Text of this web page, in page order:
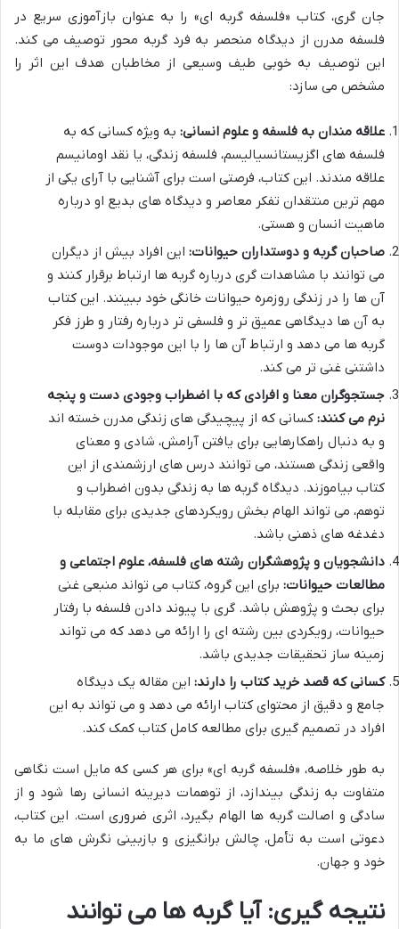
جان گری، کتاب «فلسفه گربه ای» را به عنوان بازآموزی سریع در
فلسفه مدرن از دیدگاه منحصر به فرد گربه محور توصیف می کند.
این توصیف به خوبی طیف وسیعی از مخاطبان هدف این اثر را
مشخص می سازد:
علاقه مندان به فلسفه و علوم انسانی: به ویژه کسانی که به
فلسفه های اگزیستانسیالیسم، فلسفه زندگی، یا نقد اومانیسم
علاقه مندند. این کتاب، فرصتی است برای آشنایی با آرای یکی از
مهم ترین منتقدان تفکر معاصر و دیدگاه های بدیع او درباره
ماهیت انسان و هستی.
صاحبان گربه و دوستداران حیوانات: این افراد بیش از دیگران
می توانند با مشاهدات گری درباره گربه ها ارتباط برقرار کنند و
آن ها را در زندگی روزمره حیوانات خانگی خود ببینند. این کتاب
به آن ها دیدگاهی عمیق تر و فلسفی تر درباره رفتار و طرز فکر
گربه ها می دهد و ارتباط آن ها را با این موجودات دوست
داشتنی غنی تر می کند.
جستجوگران معنا و افرادی که با اضطراب وجودی دست و پنجه
نرم می کنند: کسانی که از پیچیدگی های زندگی مدرن خسته اند
و به دنبال راهکارهایی برای یافتن آرامش، شادی و معنای
واقعی زندگی هستند، می توانند درس های ارزشمندی از این
کتاب بیاموزند. دیدگاه گربه ها به زندگی بدون اضطراب و
توهم، می تواند الهام بخش رویکردهای جدیدی برای مقابله با
دغدغه های ذهنی باشد.
دانشجویان و پژوهشگران رشته های فلسفه، علوم اجتماعی و
مطالعات حیوانات: برای این گروه، کتاب می تواند منبعی غنی
برای بحث و پژوهش باشد. گری با پیوند دادن فلسفه با رفتار
حیوانات، رویکردی بین رشته ای را ارائه می دهد که می تواند
زمینه ساز تحقیقات جدیدی باشد.
کسانی که قصد خرید کتاب را دارند: این مقاله یک دیدگاه
جامع و دقیق از محتوای کتاب ارائه می دهد و می تواند به این
افراد در تصمیم گیری برای مطالعه کامل کتاب کمک کند.
به طور خلاصه، «فلسفه گربه ای» برای هر کسی که مایل است نگاهی
متفاوت به زندگی بیندازد، از توهمات دیرینه انسانی رها شود و از
سادگی و اصالت گربه ها الهام بگیرد، اثری ضروری است. این کتاب،
دعوتی است به تأمل، چالش برانگیزی و بازبینی نگرش های ما به
خود و جهان.
نتیجه گیری: آیا گربه ها می توانند